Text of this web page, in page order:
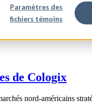
Paramètres des
fichiers témoins
de Cologix
nord-américains